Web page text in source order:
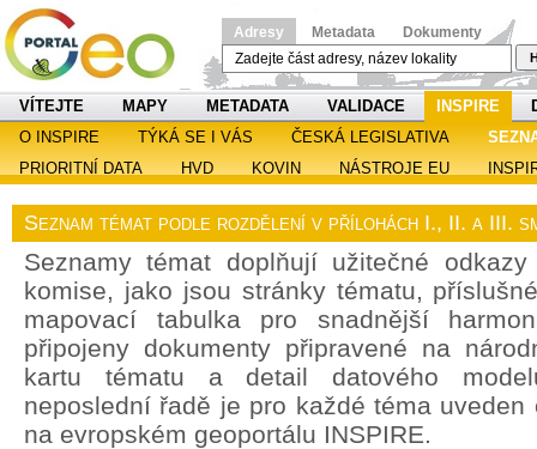
Adresy Metadata Dokumenty
VÍTEJTE MAPY METADATA VALIDACE INSPIRE
O INSPIRE
TÝKÁ SE I VÁS ČESKÁ LEGISLATIVA
PRIORITNÍ DATA
HVD KOVIN NÁSTROJE EU
Seznam témat podle rozdělení v přílohách I., II. a III.
Seznamy témat doplňují užitečné
komise, jako jsou stránky tématu,
mapovací tabulka pro snadnější
připojeny dokumenty připravené na
kartu tématu a detail datového
neposlední řadě je pro každé téma
na evropském geoportálu INSPIRE.